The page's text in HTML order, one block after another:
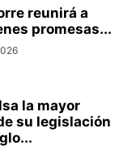
reunirá a
promesas...
la mayor
su legislación